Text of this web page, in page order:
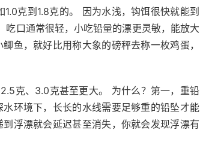
克到1.8克的。 因为水浅，钩饵很快就能到
口通常很轻，小吃铅量的漂更灵敏，能放大
鱼，就好比用称大象的磅秤去称一枚鸡蛋，
克、3.0克甚至更大。 为什么？第一，重铅
环境下，长长的水线需要足够重的铅坠才能
浮漂就会延迟甚至消失，你就会发现浮漂有